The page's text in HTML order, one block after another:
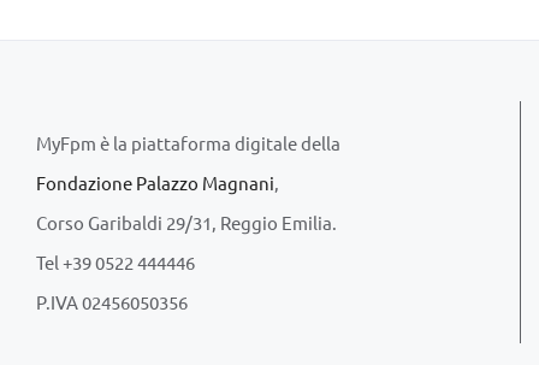
MyFpm è la piattaforma digitale della
Fondazione Palazzo Magnani,
Corso Garibaldi 29/31, Reggio Emilia.
Tel +39 0522 444446
P.IVA 02456050356